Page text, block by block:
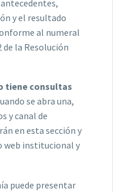
y el resultado
al numeral
de la Resolución
tiene consultas
se abra una,
y canal de
en esta sección y
web institucional y
puede presentar